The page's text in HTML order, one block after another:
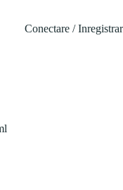
Conectare /